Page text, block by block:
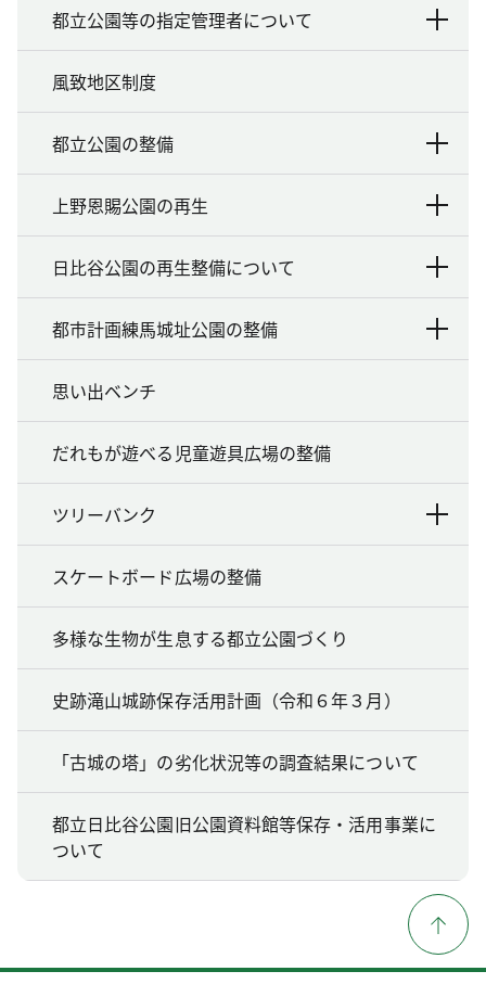
都立公園等の指定管理者について
風致地区制度
都立公園の整備
上野恩賜公園の再生
日比谷公園の再生整備について
都市計画練馬城址公園の整備
思い出ベンチ
だれもが遊べる児童遊具広場の整備
ツリーバンク
スケートボード広場の整備
多様な生物が生息する都立公園づくり
史跡滝山城跡保存活用計画（令和６年３月）
「古城の塔」の劣化状況等の調査結果について
都立日比谷公園旧公園資料館等保存・活用事業に
ついて